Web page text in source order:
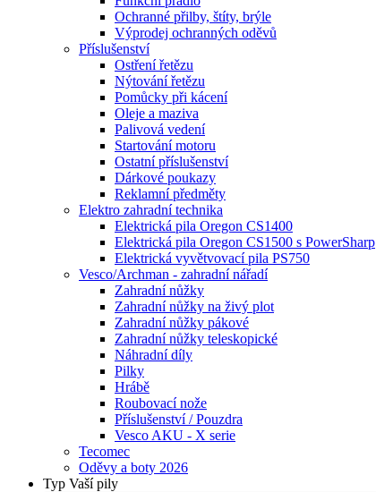
Ochranné přilby, štíty, brýle
Výprodej ochranných oděvů
Příslušenství
Ostření řetězu
Nýtování řetězu
Pomůcky při kácení
Oleje a maziva
Palivová vedení
Startování motoru
Ostatní příslušenství
Dárkové poukazy
Reklamní předměty
Elektro zahradní technika
Elektrická pila Oregon CS1400
Elektrická pila Oregon CS1500 s PowerSharp
Elektrická vyvětvovací pila PS750
Vesco/Archman - zahradní nářadí
Zahradní nůžky
Zahradní nůžky na živý plot
Zahradní nůžky pákové
Zahradní nůžky teleskopické
Náhradní díly
Pilky
Hrábě
Roubovací nože
Příslušenství / Pouzdra
Vesco AKU - X serie
Tecomec
Oděvy a boty 2026
Typ Vaší pily